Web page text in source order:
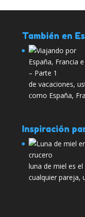
También en
de vacaciones,
como España,
Inspiración
luna de miel es
cualquier pareja,